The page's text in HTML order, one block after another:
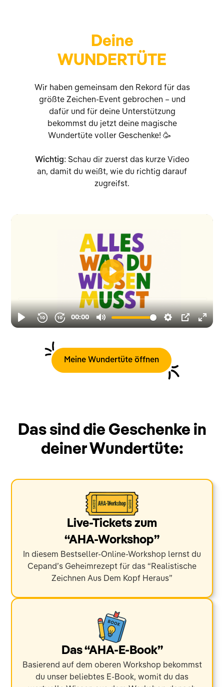
Deine
WUNDERTÜTE
Wir haben gemeinsam den Rekord für das
größte Zeichen-Event gebrochen – und
dafür und für deine Unterstützung
bekommst du jetzt deine magische
Wundertüte voller Geschenke! 🥳
Wichtig: Schau dir zuerst das kurze Video
an, damit du weißt, wie du richtig darauf
zugreifst.
Meine Wundertüte öffnen
Das sind die Geschenke in
deiner Wundertüte:
Live-Tickets zum
“AHA-Workshop”
In diesem Bestseller-Online-Workshop lernst du
Cepand’s Geheimrezept für das “Realistische
Zeichnen Aus Dem Kopf Heraus”
Das “AHA-E-Book”
Basierend auf dem oberen Workshop bekommst
du unser beliebtes E-Book, womit du das